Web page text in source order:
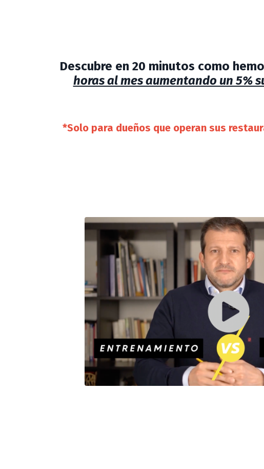
Descubre en 20 minutos como
horas al mes aumentando un 5%
*Solo para dueños que operan sus